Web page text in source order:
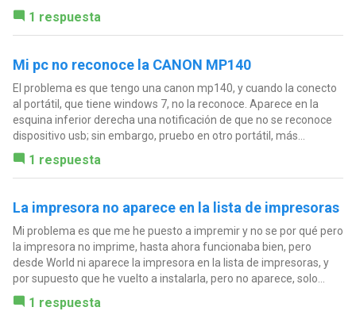
1 respuesta
Mi pc no reconoce la CANON MP140
El problema es que tengo una canon mp140, y cuando la conecto
al portátil, que tiene windows 7, no la reconoce. Aparece en la
esquina inferior derecha una notificación de que no se reconoce
dispositivo usb; sin embargo, pruebo en otro portátil, más...
1 respuesta
La impresora no aparece en la lista de impresoras
Mi problema es que me he puesto a impremir y no se por qué pero
la impresora no imprime, hasta ahora funcionaba bien, pero
desde World ni aparece la impresora en la lista de impresoras, y
por supuesto que he vuelto a instalarla, pero no aparece, solo...
1 respuesta